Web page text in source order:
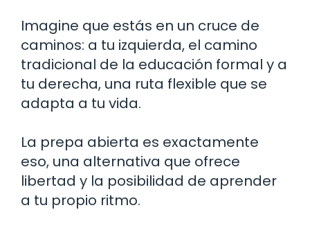
Imagine que estás en un cruce de
caminos: a tu izquierda, el camino
tradicional de la educación formal y a
tu derecha, una ruta flexible que se
adapta a tu vida.
La prepa abierta es exactamente
eso, una alternativa que ofrece
libertad y la posibilidad de aprender
a tu propio ritmo.